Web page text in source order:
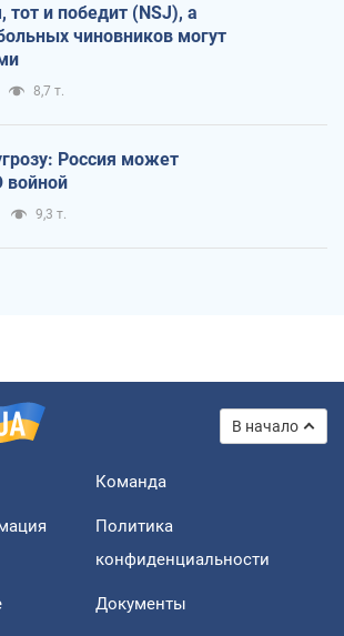
и победит (NSJ), а
чиновников могут
8,7 т.
Россия может
войной
9,3 т.
В начало
Команда
Политика
конфиденциальности
Документы